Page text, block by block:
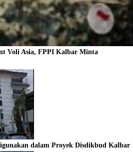
Voli Asia, FPPI Kalbar Minta
dalam Proyek Disdikbud Kalbar